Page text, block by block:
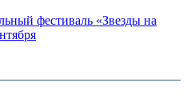
фестиваль «Звезды на